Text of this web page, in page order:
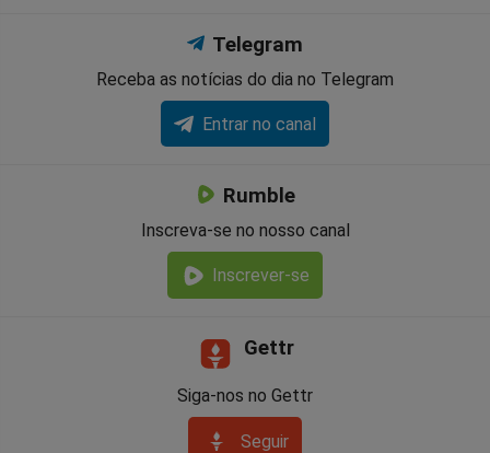
Telegram
Receba as notícias do dia no Telegram
Entrar no canal
Rumble
Inscreva-se no nosso canal
Inscrever-se
Gettr
Siga-nos no Gettr
Seguir